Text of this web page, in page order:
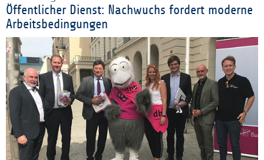
Öffentlicher Dienst: Nachwuchs fordert moderne
Arbeitsbedingungen